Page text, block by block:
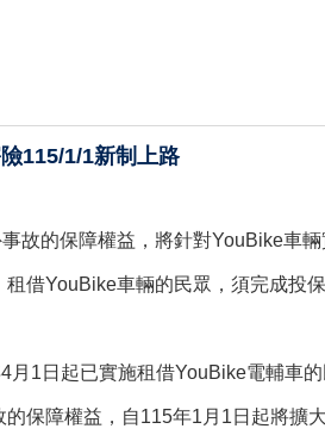
115/1/1新制上路
故的保障權益，將針對YouBike車
借YouBike車輛的民眾，須完成投
月1日起已實施租借YouBike電輔車
保障權益，自115年1月1日起將擴